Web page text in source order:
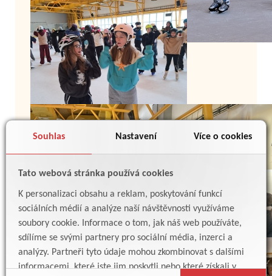
Souhlas Nastavení Více o cookies
Tato webová stránka používá cookies
K personalizaci obsahu a reklam, poskytování funkcí
sociálních médií a analýze naší návštěvnosti využíváme
soubory cookie. Informace o tom, jak náš web používáte,
sdílíme se svými partnery pro sociální média, inzerci a
analýzy. Partneři tyto údaje mohou zkombinovat s dalšími
informacemi, které jste jim poskytli nebo které získali v